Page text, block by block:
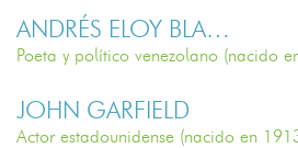
ANDRÉS ELOY BLANCO
Poeta y político venezolano (nacido
JOHN GARFIELD
Actor estadounidense (nacido en